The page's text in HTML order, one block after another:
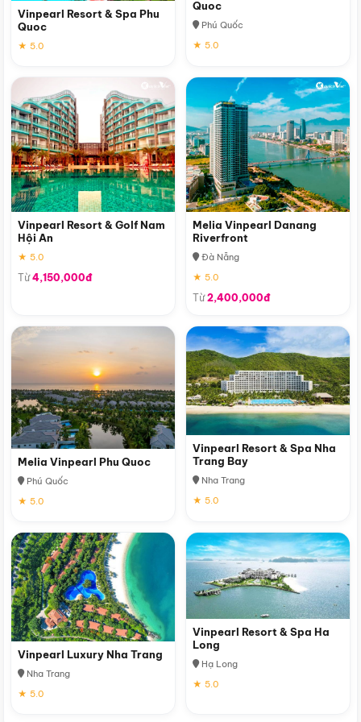
Vinpearl Resort & Spa Phu
Quoc
★ 5.0
Quoc
Phú Quốc
★ 5.0
Vinpearl Resort & Golf Nam
Hội An
★ 5.0
Từ4,150,000đ
Melia Vinpearl Danang
Riverfront
Đà Nẵng
★ 5.0
Từ2,400,000đ
Melia Vinpearl Phu Quoc
Phú Quốc
★ 5.0
Vinpearl Resort & Spa Nha
Trang Bay
Nha Trang
★ 5.0
Vinpearl Luxury Nha Trang
Nha Trang
★ 5.0
Vinpearl Resort & Spa Ha
Long
Hạ Long
★ 5.0